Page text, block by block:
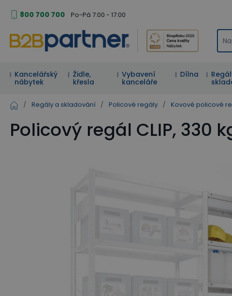
800 700 700 Po-Pá 7:00 - 17:00
Kancelářský
nábytek
Židle,
křesla
Vybavení
kanceláře
Dílna
/ Regály a skladování / Policové regály / Kovové policové
Policový regál CLIP, 330